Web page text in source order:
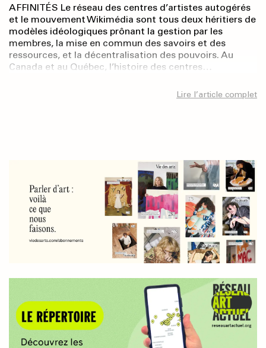
AFFINITÉS Le réseau des centres d’artistes autogérés
et le mouvement Wikimédia sont tous deux héritiers de
modèles idéologiques prônant la gestion par les
membres, la mise en commun des savoirs et des
ressources, et la décentralisation des pouvoirs. Au
Canada et au Québec, l’histoire des centres…
Lire l’article complet